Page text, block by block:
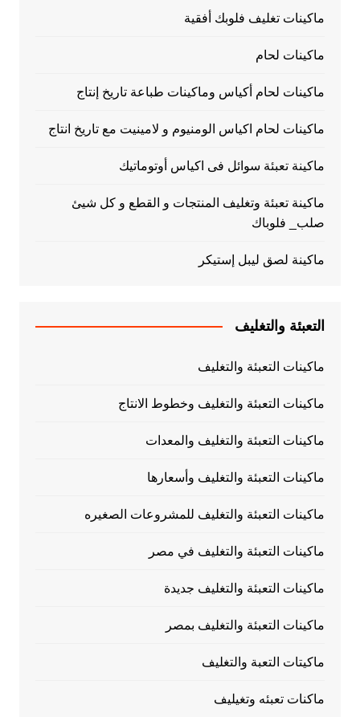
ماكينات تغليف فلوبك أفقية
ماكينات لحام
ماكينات لحام أكياس وماكينات طباعة تاريخ إنتاج
ماكينات لحام اكياس الومنيوم و لامينيت مع تاريخ انتاج
ماكينة تعبئة سوائل فى اكياس أوتوماتيك
ماكينة تعبئة وتغليف المنتجات و القطع و كل شيئ
صلب_ فلوباك
ماكينة لصق ليبل إستيكر
التعبئة والتغليف
ماكينات التعبئة والتغليف
ماكينات التعبئة والتغليف وخطوط الانتاج
ماكينات التعبئة والتغليف والمعدات
ماكينات التعبئة والتغليف وأسعارها
ماكينات التعبئة والتغليف للمشروعات الصغيره
ماكينات التعبئة والتغليف في مصر
ماكينات التعبئة والتغليف جديدة
ماكينات التعبئة والتغليف بمصر
ماكيتات التعبة والتغليف
ماكنات تعبئه وتغيليف